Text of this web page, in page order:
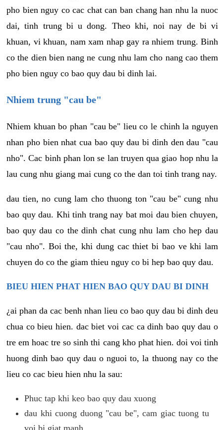
pho bien nguy co cac chat can ban chang han nhu la nuoc
dai, tinh trung bi u dong. Theo khi, noi nay de bi vi
khuan, vi khuan, nam xam nhap gay ra nhiem trung. Binh
co the dien bien nang ne cung nhu lam cho nang cao them
pho bien nguy co bao quy dau bi dinh lai.
Nhiem trung "cau be"
Nhiem khuan bo phan "cau be" lieu co le chinh la nguyen
nhan pho bien nhat cua bao quy dau bi dinh den dau "cau
nho". Cac binh phan lon se lan truyen qua giao hop nhu la
lau cung nhu giang mai cung co the dan toi tinh trang nay.
dau tien, no cung lam cho thuong ton "cau be" cung nhu
bao quy dau. Khi tinh trang nay bat moi dau bien chuyen,
bao quy dau co the dinh chat cung nhu lam cho hep dau
"cau nho". Boi the, khi dung cac thiet bi bao ve khi lam
chuyen do co the giam thieu nguy co bi hep bao quy dau.
BIEU HIEN PHAT HIEN BAO QUY DAU BI DINH
¿ai phan da cac benh nhan lieu co bao quy dau bi dinh deu
chua co bieu hien. dac biet voi cac ca dinh bao quy dau o
tre em hoac tre so sinh thi cang kho phat hien. doi voi tinh
huong dinh bao quy dau o nguoi to, la thuong nay co the
lieu co cac bieu hien nhu la sau:
Phuc tap khi keo bao quy dau xuong
dau khi cuong duong "cau be", cam giac tuong tu